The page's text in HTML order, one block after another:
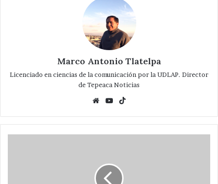
Marco Antonio Tlatelpa
Licenciado en ciencias de la comunicación por la UDLAP. Director
de Tepeaca Noticias
WebsiteYouTube